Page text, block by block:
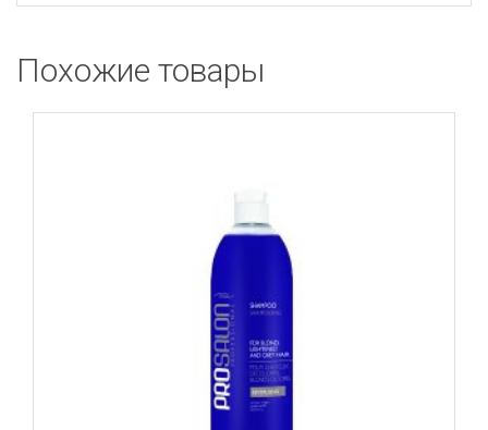
Похожие товары